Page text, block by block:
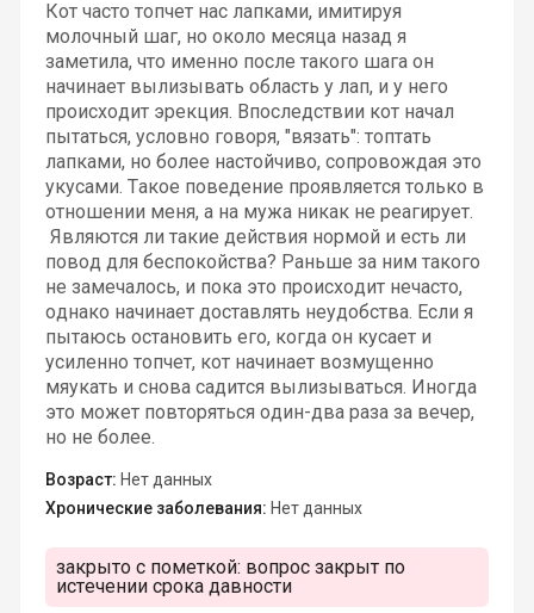
Кот часто топчет нас лапками, имитируя
молочный шаг, но около месяца назад я
заметила, что именно после такого шага он
начинает вылизывать область у лап, и у него
происходит эрекция. Впоследствии кот начал
пытаться, условно говоря, "вязать": топтать
лапками, но более настойчиво, сопровождая это
укусами. Такое поведение проявляется только в
отношении меня, а на мужа никак не реагирует.
Являются ли такие действия нормой и есть ли
повод для беспокойства? Раньше за ним такого
не замечалось, и пока это происходит нечасто,
однако начинает доставлять неудобства. Если я
пытаюсь остановить его, когда он кусает и
усиленно топчет, кот начинает возмущенно
мяукать и снова садится вылизываться. Иногда
это может повторяться один-два раза за вечер,
но не более.
Возраст: Нет данных
Хронические заболевания: Нет данных
закрыто с пометкой: вопрос закрыт по
истечении срока давности